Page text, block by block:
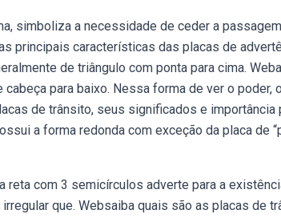
simboliza a necessidade de ceder a
principais características das placas de
de triângulo com ponta para cima.
para baixo. Nessa forma de ver o poder,
de trânsito, seus significados e importância
a forma redonda com exceção da placa de
com 3 semicírculos adverte para a
que. Websaiba quais são as placas de